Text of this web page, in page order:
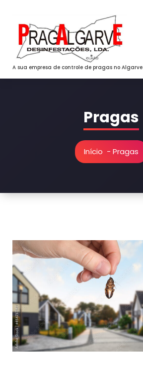
conteúdo
A sua empresa de controle de pragas no Algarve
Pragas
Início - Pragas